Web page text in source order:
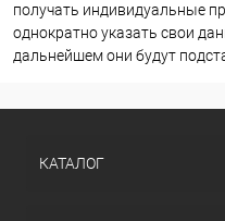
получать индивидуальные
однократно указать свои
дальнейшем они будут
КАТАЛОГ